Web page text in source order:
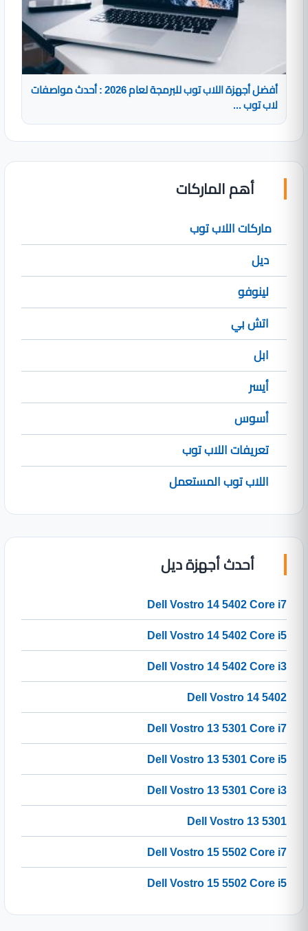
أفضل أجهزة اللاب توب للبرمجة لعام 2026 : أحدث مواصفات
لاب توب ...
أهم الماركات
ماركات اللاب توب
ديل
لينوفو
اتش بي
ابل
أيسر
أسوس
تعريفات اللاب توب
اللاب توب المستعمل
أحدث أجهزة ديل
Dell Vostro 14 5402 Core i7
Dell Vostro 14 5402 Core i5
Dell Vostro 14 5402 Core i3
Dell Vostro 14 5402
Dell Vostro 13 5301 Core i7
Dell Vostro 13 5301 Core i5
Dell Vostro 13 5301 Core i3
Dell Vostro 13 5301
Dell Vostro 15 5502 Core i7
Dell Vostro 15 5502 Core i5